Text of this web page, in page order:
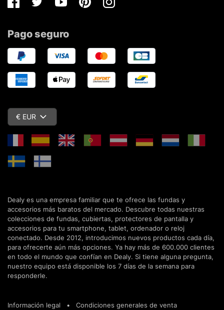
FacebookTwitterYoutubePinterestInstagram
Pago seguro
€ EUR
Dealy es una empresa familiar que te ofrece las fundas y
accesorios más baratos del mercado. Descubre todas nuestras
colecciones de fundas, cubiertas, protectores de pantalla y
accesorios para tu smartphone, tablet, ordenador o reloj
conectado. Desde 2012, introducimos nuevos productos cada día,
para ofrecerte aún más opciones. Ya hay más de 600.000 clientes
en todo el mundo que confían en Dealy. Si tiene alguna pregunta,
nuestro equipo está disponible los 7 días de la semana para
responderle.
Información legal • Condiciones generales de venta